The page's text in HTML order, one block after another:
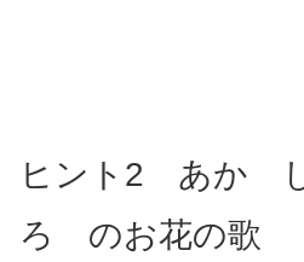
ヒント2 あか
ろ のお花の歌